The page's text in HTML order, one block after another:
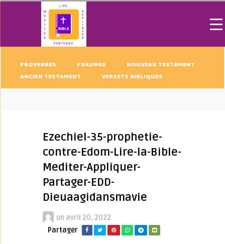
PROVERBES PSAUMES
NOUVEAU TESTAMENT
ANCIEN TESTAMENT
VERSETS BIBLIQUES
Ezechiel-35-prophetie-
contre-Edom-Lire-la-Bible-
Mediter-Appliquer-
Partager-EDD-
Dieuaagidansmavie
on avril 20, 2022
Partager